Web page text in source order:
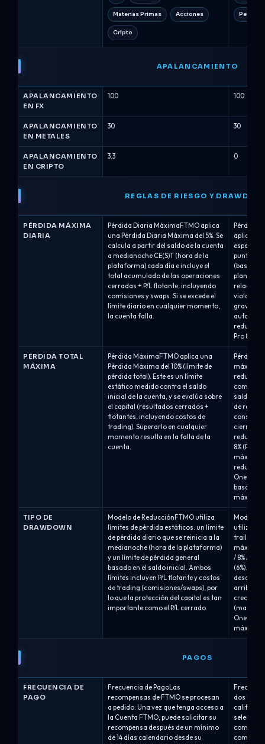
Materias Primas Acciones
Cripto
APALANCAMIENTO
APALANCAMIENTO
EN FX
100 100
APALANCAMIENTO
EN METALES
30 30
APALANCAMIENTO
EN CRIPTO
3.3 0
REGLAS DE RIESGO Y
PÉRDIDA MÁXIMA
DIARIA
Pérdida Diaria MáximaFTMO aplica
una Pérdida Diaria Máxima del 5%. Se
calcula a partir del saldo de la cuenta
a medianoche CE(S)T (hora de la
plataforma) cada día e incluye el
total acumulado de las operaciones
cerradas + P/L flotante, incluyendo
comisiones y swaps. Si se excede el
límite diario en cualquier momento,
la cuenta falla.
Pérdida
aplica un
puntos
(basado
plan). El
relación
grave
Pro 8%:
PÉRDIDA TOTAL
MÁXIMA
Pérdida MáximaFTMO aplica una
Pérdida Máxima del 10% (límite de
pérdida total). Este es un límite
estático medido contra el saldo
inicial de la cuenta, y se evalúa sobre
el capital (resultados cerrados +
flotantes, incluyendo costos de
trading). Superarlo en cualquier
momento resulta en la falla de la
cuenta.
Pérdida
máxima
como un
saldo o
de
cierran
reducción
8%
máxima
One:
basada
máximo
TIPO DE
DRAWDOWN
Modelo de ReducciónFTMO utiliza
límites de pérdida estáticos: un límite
de pérdida diario que se reinicia a la
medianoche (hora de la plataforma)
y un límite de pérdida general
basado en el saldo inicial. Ambos
límites incluyen P/L flotante y costos
de trading (comisiones/swaps), por
lo que la protección del capital es tan
importante como el P/L cerrado.
Modelo
utiliza
trailing
máximo
/ 8% /
(6%). La
desde el
arriba a
(marca
One
máximos
PAGOS
FRECUENCIA DE
PAGO
Frecuencia de PagoLas
recompensas de FTMO se procesan
a pedido. Una vez que tenga acceso a
la Cuenta FTMO, puede solicitar su
recompensa después de un mínimo
de 14 días calendario desde su
dos
comisión